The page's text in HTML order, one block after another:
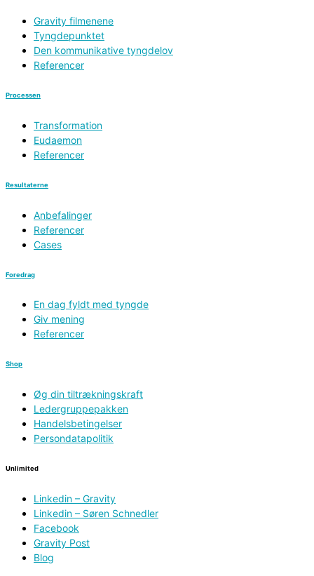
Gravity filmenene
Tyngdepunktet
Den kommunikative tyngdelov
Referencer
Processen
Transformation
Eudaemon
Referencer
Resultaterne
Anbefalinger
Referencer
Cases
Foredrag
En dag fyldt med tyngde
Giv mening
Referencer
Shop
Øg din tiltrækningskraft
Ledergruppepakken
Handelsbetingelser
Persondatapolitik
Unlimited
Linkedin – Gravity
Linkedin – Søren Schnedler
Facebook
Gravity Post
Blog